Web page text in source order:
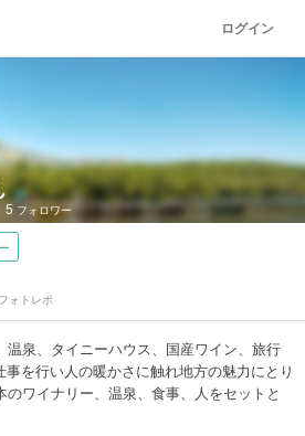
ログイン
5 フォロワー
フォトレポ
泉、タイニーハウス、国産ワイン、旅行
を行い人の暖かさに触れ地方の魅力にとり
ワイナリー、温泉、食事、人をセットと